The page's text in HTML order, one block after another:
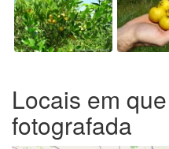
Locais em
fotografada